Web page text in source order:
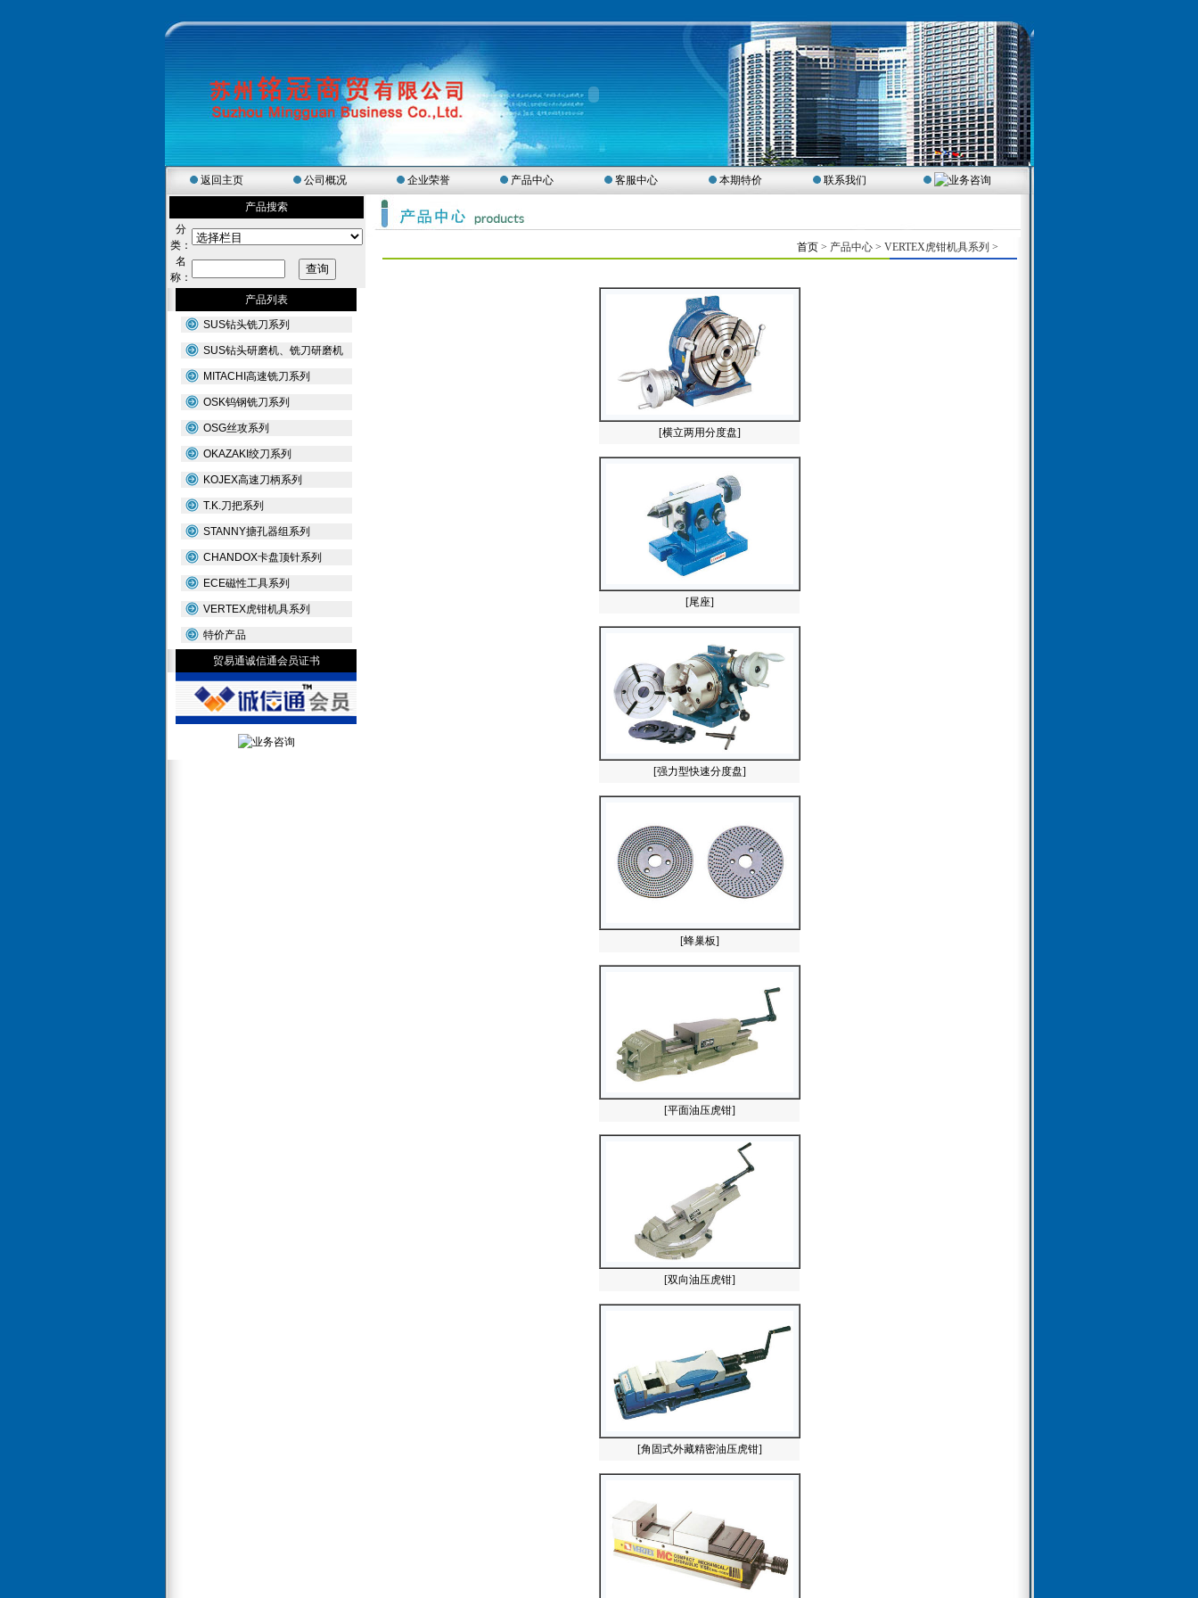
返回主页 公司概况 企业荣誉 产品中心 客服中心 本期特价 联系我们
产品搜索
分
类：
名
称：
产品列表
SUS钻头铣刀系列
SUS钻头研磨机、铣刀研磨机
MITACHI高速铣刀系列
OSK钨钢铣刀系列
OSG丝攻系列
OKAZAKI绞刀系列
KOJEX高速刀柄系列
T.K.刀把系列
STANNY搪孔器组系列
CHANDOX卡盘顶针系列
ECE磁性工具系列
VERTEX虎钳机具系列
特价产品
贸易通诚信通会员证书
首页 > 产品中心 > VERTEX虎钳机具系列 >
[横立两用分度盘]
[尾座]
[强力型快速分度盘]
[蜂巢板]
[平面油压虎钳]
[双向油压虎钳]
[角固式外藏精密油压虎钳]